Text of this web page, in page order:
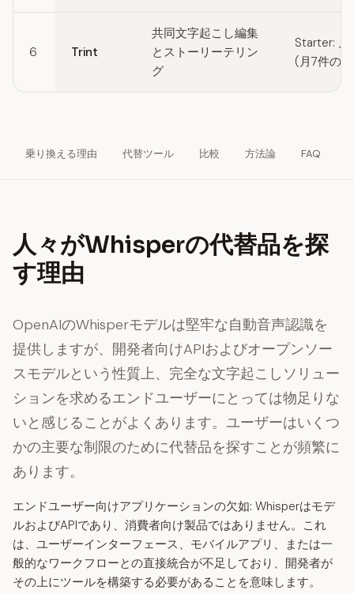
6 Trint
共同文字起こし編集
とストーリーテリン
グ
Starter: 月
(月7件の
乗り換える理由 代替ツール 比較 方法論 FAQ
人々がWhisperの代替品を探
す理由
OpenAIのWhisperモデルは堅牢な自動音声認識を
提供しますが、開発者向けAPIおよびオープンソー
スモデルという性質上、完全な文字起こしソリュー
ションを求めるエンドユーザーにとっては物足りな
いと感じることがよくあります。ユーザーはいくつ
かの主要な制限のために代替品を探すことが頻繁に
あります。
エンドユーザー向けアプリケーションの欠如: Whisperはモデ
ルおよびAPIであり、消費者向け製品ではありません。これ
は、ユーザーインターフェース、モバイルアプリ、または一
般的なワークフローとの直接統合が不足しており、開発者が
その上にツールを構築する必要があることを意味します。